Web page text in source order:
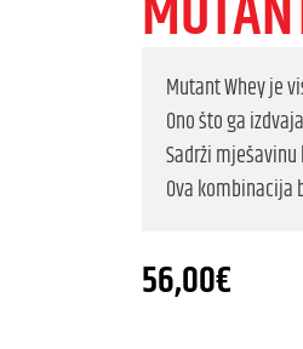
Mutant Whey je
Ono što ga
Sadrži
Ova
56,00€